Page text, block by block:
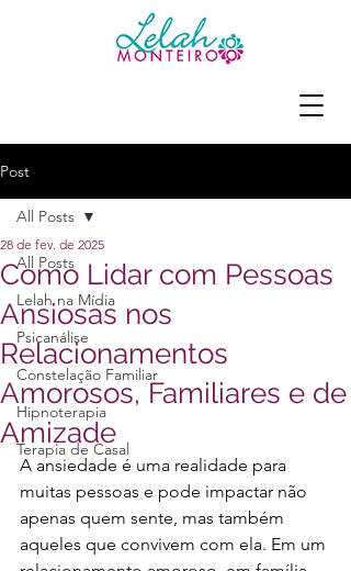
Post
All Posts
Lelah na Mídia
Psicanálise
Constelação Familiar
Hipnoterapia
Terapia de Casal
All Posts
Como Lidar com Pessoas
Ansiosas nos
Relacionamentos
Amorosos, Familiares e de
Amizade
28 de fev. de 2025
A ansiedade é uma realidade para
muitas pessoas e pode impactar não
apenas quem sente, mas também
aqueles que convivem com ela. Em um